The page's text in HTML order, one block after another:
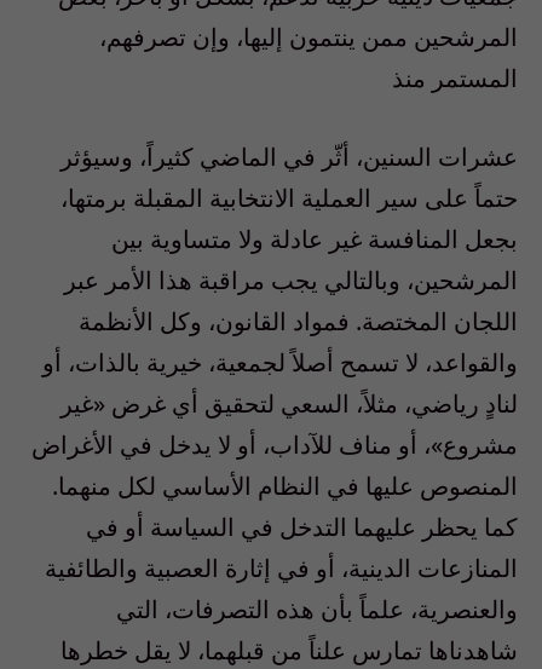
المرشحين ممن ينتمون إليها، وإن تصرفهم،
المستمر منذ
عشرات السنين، أثّر في الماضي كثيراً، وسيؤثر
حتماً على سير العملية الانتخابية المقبلة برمتها،
بجعل المنافسة غير عادلة ولا متساوية بين
المرشحين، وبالتالي يجب مراقبة هذا الأمر عبر
اللجان المختصة. فمواد القانون، وكل الأنظمة
والقواعد، لا تسمح أصلاً لجمعية، خيرية بالذات، أو
لنادٍ رياضي، مثلاً، السعي لتحقيق أي غرض «غير
مشروع»، أو مناف للآداب، أو لا يدخل في الأغراض
المنصوص عليها في النظام الأساسي لكل منهما.
كما يحظر عليهما التدخل في السياسة أو في
المنازعات الدينية، أو في إثارة العصبية والطائفية
والعنصرية، علماً بأن هذه التصرفات، التي
شاهدناها تمارس علناً من قبلهما، لا يقل خطرها